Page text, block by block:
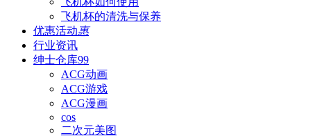
飞机杯的清洗与保养
优惠活动惠
行业资讯
绅士仓库99
ACG动画
ACG游戏
ACG漫画
cos
二次元美图